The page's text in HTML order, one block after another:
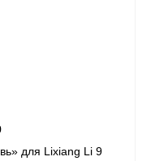
для Lixiang Li 9